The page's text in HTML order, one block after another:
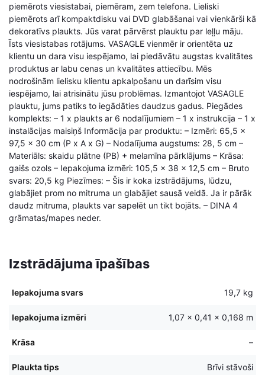
piemērots viesistabai, piemēram, zem telefona. Lieliski
piemērots arī kompaktdisku vai DVD glabāšanai vai vienkārši kā
dekoratīvs plaukts. Jūs varat pārvērst plauktu par leļļu māju.
Īsts viesistabas rotājums. VASAGLE vienmēr ir orientēta uz
klientu un dara visu iespējamo, lai piedāvātu augstas kvalitātes
produktus ar labu cenas un kvalitātes attiecību. Mēs
nodrošinām lielisku klientu apkalpošanu un darīsim visu
iespējamo, lai atrisinātu jūsu problēmas. Izmantojot VASAGLE
plauktu, jums patiks to iegādāties daudzus gadus. Piegādes
komplekts: – 1 x plaukts ar 6 nodalījumiem – 1 x instrukcija – 1 x
instalācijas maisiņš Informācija par produktu: – Izmēri: 65,5 x
97,5 x 30 cm (P x A x G) – Nodalījuma augstums: 28, 5 cm –
Materiāls: skaidu plātne (PB) + melamīna pārklājums – Krāsa:
gaišs ozols – Iepakojuma izmēri: 105,5 x 38 x 12,5 cm – Bruto
svars: 20,5 kg Piezīmes: – Šis ir koka izstrādājums, lūdzu,
glabājiet prom no mitruma un glabājiet sausā veidā. Ja ir pārāk
daudz mitruma, plaukts var sapelēt un tikt bojāts. – DINA 4
grāmatas/mapes neder.
Izstrādājuma īpašības
Iepakojuma svars 19,7 kg
Iepakojuma izmēri 1,07 × 0,41 × 0,168 m
Krāsa –
Plaukta tips Brīvi stāvoši